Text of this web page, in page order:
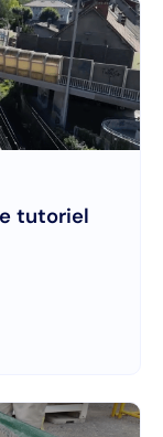
tutoriel